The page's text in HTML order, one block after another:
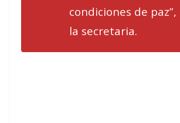
condiciones de
la secretaria.